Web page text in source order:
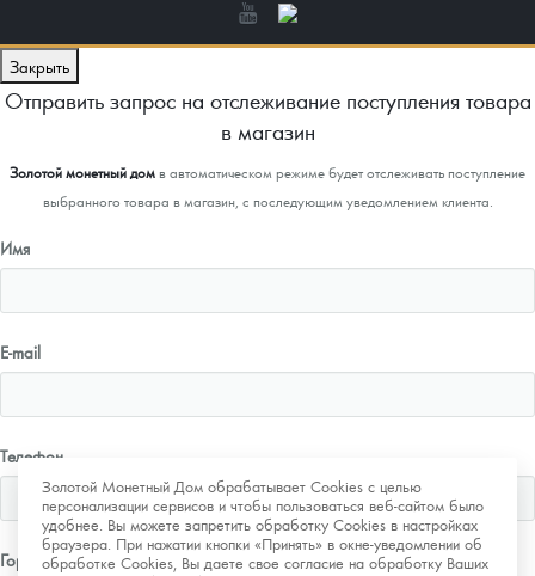
Золотой Монетный Дом обрабатывает Cookies с целью
персонализации сервисов и чтобы пользоваться веб-сайтом было
удобнее. Вы можете запретить обработку Cookies в настройках
браузера. При нажатии кнопки «Принять» в окне-уведомлении об
обработке Cookies, Вы даете свое согласие на обработку Ваших
Закрыть
Отправить запрос на отслеживание поступления товара
в магазин
Золотой монетный домв автоматическом режиме будет отслеживать поступление
выбранного товара в магазин, с последующим уведомлением клиента.
Имя
E-mail
Телефон
Город